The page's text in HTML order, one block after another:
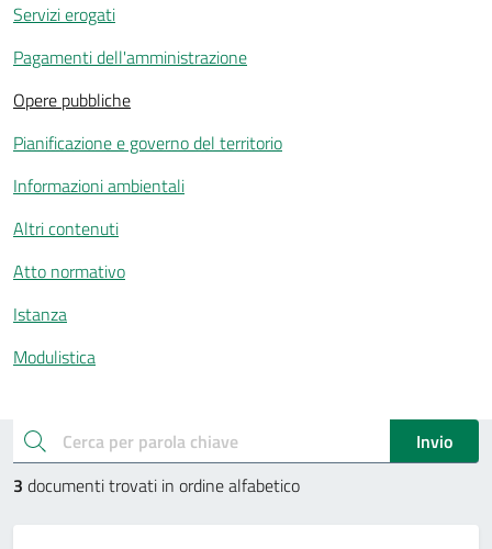
Servizi erogati
Pagamenti dell'amministrazione
Opere pubbliche
Pianificazione e governo del territorio
Informazioni ambientali
Altri contenuti
Atto normativo
Istanza
Modulistica
Esplora documenti pubblici
cerca
Invio
3 documenti trovati in ordine alfabetico